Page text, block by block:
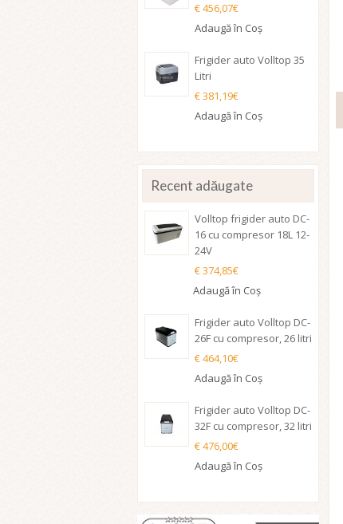
€ 456,07€
Adaugă în Coş
Frigider auto Volltop 35
Litri
€ 381,19€
Adaugă în Coş
Recent adăugate
Volltop frigider auto DC-
16 cu compresor 18L 12-
24V
€ 374,85€
Adaugă în Coş
Frigider auto Volltop DC-
26F cu compresor, 26 litri
€ 464,10€
Adaugă în Coş
Frigider auto Volltop DC-
32F cu compresor, 32 litri
€ 476,00€
Adaugă în Coş